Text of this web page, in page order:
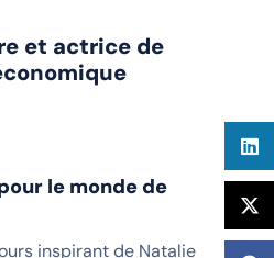
et actrice de
le monde de
inspirant de Natalie